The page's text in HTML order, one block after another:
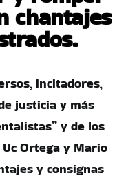
chantajes
incitadores,
justicia y más
y de los
Ortega y Mario
y consignas